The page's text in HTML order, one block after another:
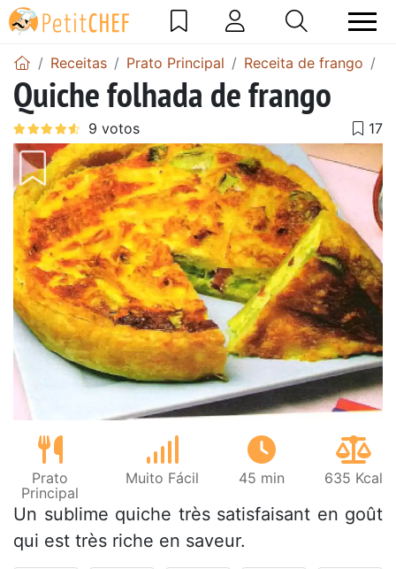
Receitas Prato Principal Receita de frango
Quiche folhada de frango
Prato
Principal
Muito Fácil 45 min 635 Kcal
Un sublime quiche très satisfaisant en goût
qui est très riche en saveur.